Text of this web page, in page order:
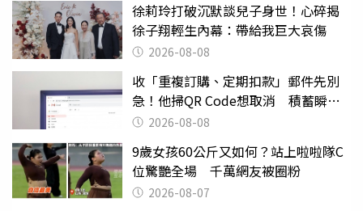
徐莉玲打破沉默談兒子身世！心碎揭
徐子翔輕生內幕：帶給我巨大哀傷
2026-08-08
收「重複訂購、定期扣款」郵件先別
急！他掃QR Code想取消 積蓄瞬間
蒸發2026-08-08
9歲女孩60公斤又如何？站上啦啦隊C
位驚艷全場 千萬網友被圈粉
2026-08-07